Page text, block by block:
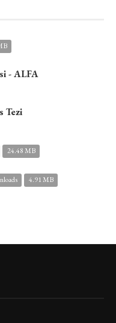
- ALFA
Tezi
24.48 MB
4.91 MB